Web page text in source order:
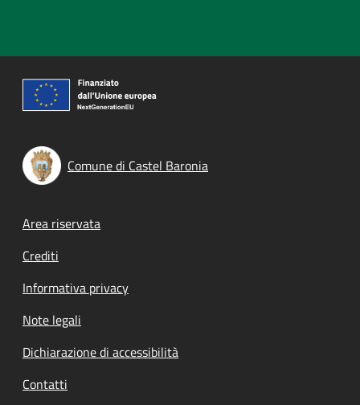
Comune di Castel Baronia
Footer menu
Area riservata
Crediti
Informativa privacy
Note legali
Dichiarazione di accessibilità
Contatti